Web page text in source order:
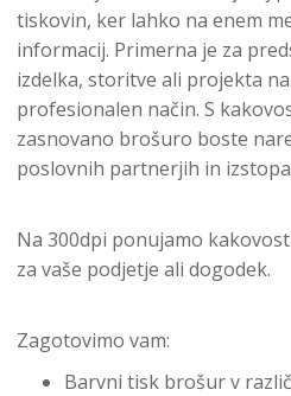
tiskovin, ker lahko na enem
informacij. Primerna je za
izdelka, storitve ali projekta
profesionalen način. S
zasnovano brošuro boste
poslovnih partnerjih in
Na 300dpi ponujamo
za vaše podjetje ali dogodek.
Zagotovimo vam:
Barvni tisk brošur v